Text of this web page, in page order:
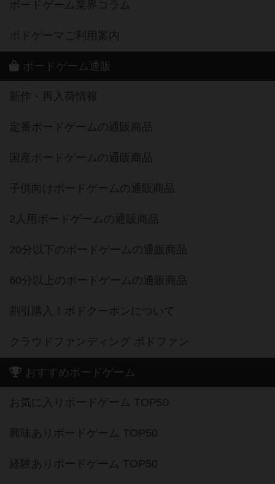
ボードゲーム業界コラム
ボドゲーマご利用案内
ボードゲーム通販
新作・再入荷情報
定番ボードゲームの通販商品
国産ボードゲームの通販商品
子供向けボードゲームの通販商品
2人用ボードゲームの通販商品
20分以下のボードゲームの通販商品
60分以上のボードゲームの通販商品
割引購入！ボドクーポンについて
クラウドファンディング ボドファン
おすすめボードゲーム
お気に入りボードゲーム TOP50
興味ありボードゲーム TOP50
経験ありボードゲーム TOP50